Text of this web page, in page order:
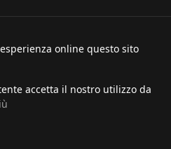
online questo sito
accetta il nostro utilizzo da